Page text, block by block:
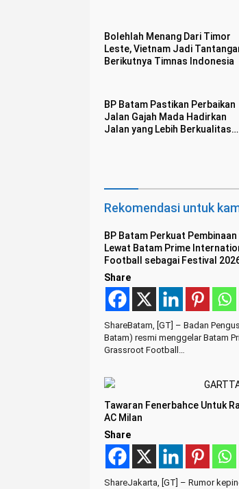
Bolehlah Menang Dari Timor
Leste, Vietnam Jadi
Berikutnya Timnas Indonesia
BP Batam Pastikan Perbaikan
Jalan Gajah Mada Hadirkan
Jalan yang Lebih Berkualitas
Rekomendasi untuk
BP Batam Perkuat
Lewat Batam Prime
Football sebagai Festival
Share
ShareBatam, [GT] – Badan
Batam) resmi menggelar Batam
Grassroot Football…
Tawaran Fenerbahce Untuk
AC Milan
Share
ShareJakarta, [GT] – Rumor